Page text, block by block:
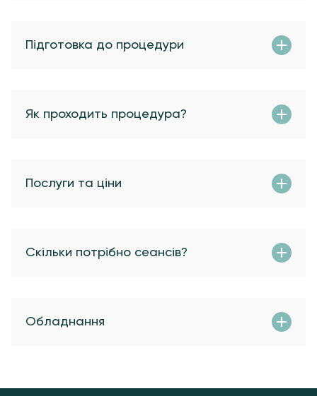
Підготовка до процедури
Як проходить процедура?
Послуги та ціни
Скільки потрібно сеансів?
Обладнання